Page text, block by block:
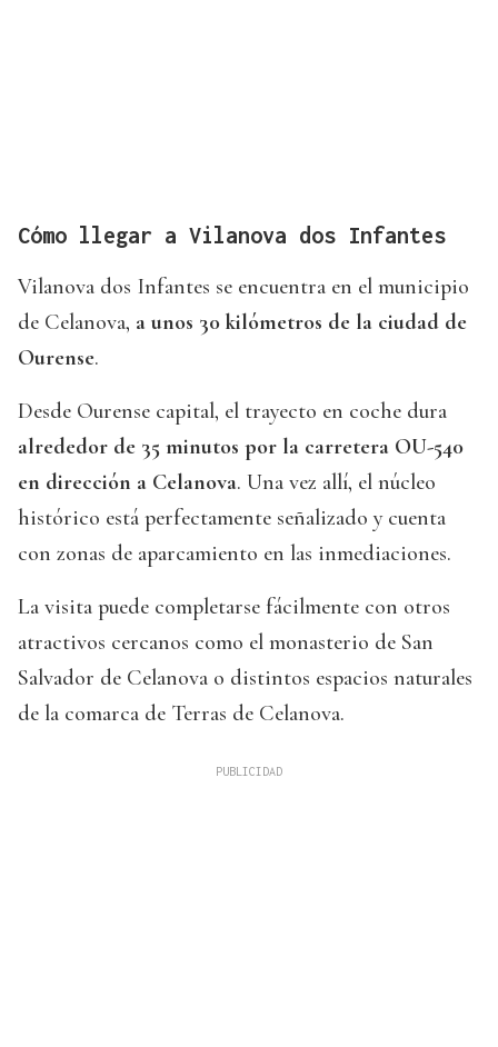
Cómo llegar a Vilanova dos Infantes
Vilanova dos Infantes se encuentra en el municipio
de Celanova, a unos 30 kilómetros de la ciudad de
Ourense.
Desde Ourense capital, el trayecto en coche dura
alrededor de 35 minutos por la carretera OU-540
en dirección a Celanova. Una vez allí, el núcleo
histórico está perfectamente señalizado y cuenta
con zonas de aparcamiento en las inmediaciones.
La visita puede completarse fácilmente con otros
atractivos cercanos como el monasterio de San
Salvador de Celanova o distintos espacios naturales
de la comarca de Terras de Celanova.